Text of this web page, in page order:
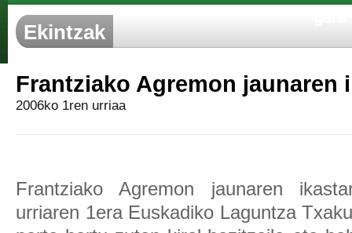
Ekintzak
Frantziako Agremon jaunaren
2006ko 1ren urriaa
Frantziako Agremon jaunaren
urriaren 1era Euskadiko Laguntza